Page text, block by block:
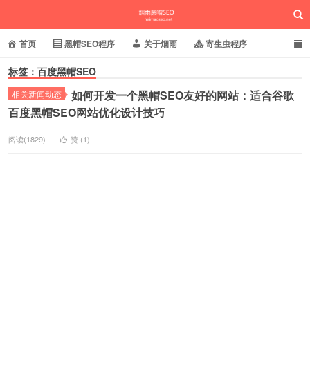
烟雨黑帽SEO
首页 黑帽SEO程序 关于烟雨 寄生虫程序
泛目录程序 蜘蛛池站群
批量养站程序 百度搜狗推送 网站域名快照
标签：百度黑帽SEO
相关新闻动态
如何开发一个黑帽SEO友好的网站：适合谷歌
百度黑帽SEO网站优化设计技巧
阅读(1829) 赞 (1)